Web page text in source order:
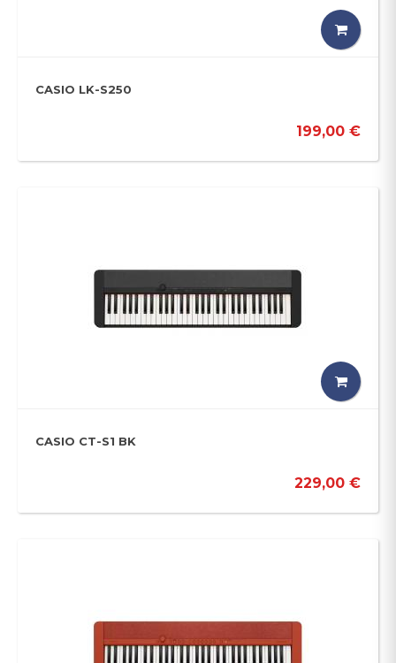
CASIO LK-S250
199,00 €
CASIO CT-S1 BK
229,00 €